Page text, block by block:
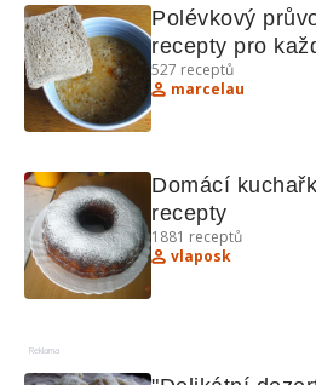
Polévkový
recepty pro
527 receptů
marcelau
Domácí
recepty
1881 receptů
vlaposk
Reklama